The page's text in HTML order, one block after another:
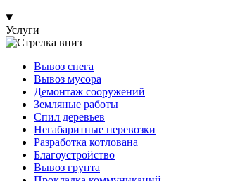
Услуги
Вывоз снега
Вывоз мусора
Демонтаж сооружений
Земляные работы
Спил деревьев
Негабаритные перевозки
Разработка котлована
Благоустройство
Вывоз грунта